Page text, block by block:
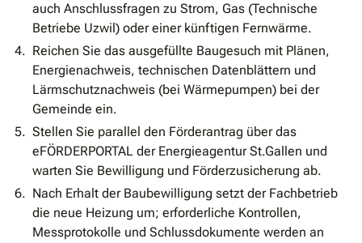
auch Anschlussfragen zu Strom, Gas (Technische
Betriebe Uzwil) oder einer künftigen Fernwärme.
Reichen Sie das ausgefüllte Baugesuch mit Plänen,
Energienachweis, technischen Datenblättern und
Lärmschutznachweis (bei Wärmepumpen) bei der
Gemeinde ein.
Stellen Sie parallel den Förderantrag über das
eFÖRDERPORTAL der Energieagentur St.Gallen und
warten Sie Bewilligung und Förderzusicherung ab.
Nach Erhalt der Baubewilligung setzt der Fachbetrieb
die neue Heizung um; erforderliche Kontrollen,
Messprotokolle und Schlussdokumente werden an